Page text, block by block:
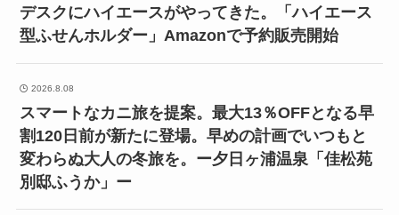
デスクにハイエースがやってきた。「ハイエース
型ふせんホルダー」Amazonで予約販売開始
2026.8.08
スマートなカニ旅を提案。最大13％OFFとなる早
割120日前が新たに登場。早めの計画でいつもと
変わらぬ大人の冬旅を。ー夕日ヶ浦温泉「佳松苑
別邸ふうか」ー